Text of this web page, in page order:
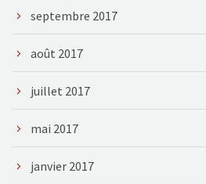
septembre 2017
août 2017
juillet 2017
mai 2017
janvier 2017